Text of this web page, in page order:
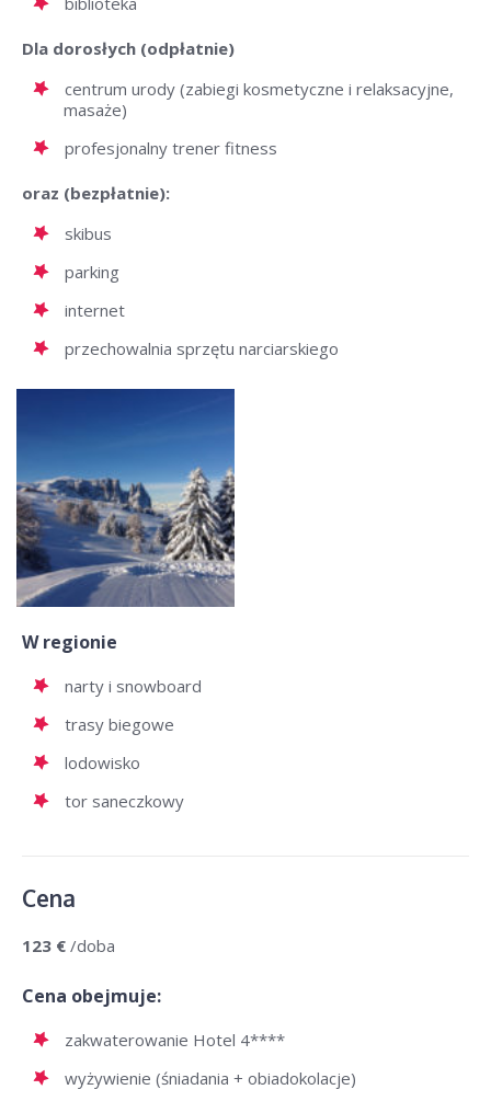
Dla dorosłych (odpłatnie)
centrum urody (zabiegi kosmetyczne i relaksacyjne,
masaże)
profesjonalny trener fitness
oraz (bezpłatnie):
skibus
parking
internet
przechowalnia sprzętu narciarskiego
W regionie
narty i snowboard
trasy biegowe
lodowisko
tor saneczkowy
Cena
123 € /doba
Cena obejmuje:
zakwaterowanie Hotel 4****
wyżywienie (śniadania + obiadokolacje)